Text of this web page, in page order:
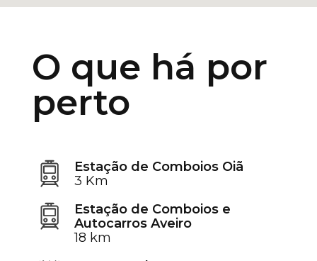
O que há por
perto
Estação de Comboios Oiã
3 Km
Estação de Comboios e
Autocarros Aveiro
18 km